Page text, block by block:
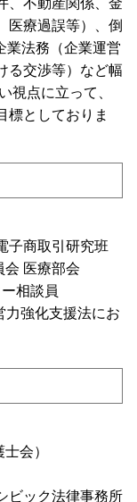
医療過誤等）、倒
業法務（企業運営
る交渉等）など幅
視点に立って、
標としておりま
子商取引研究班
会 医療部会
相談員
力強化支援法にお
会）
ビック法律事務所